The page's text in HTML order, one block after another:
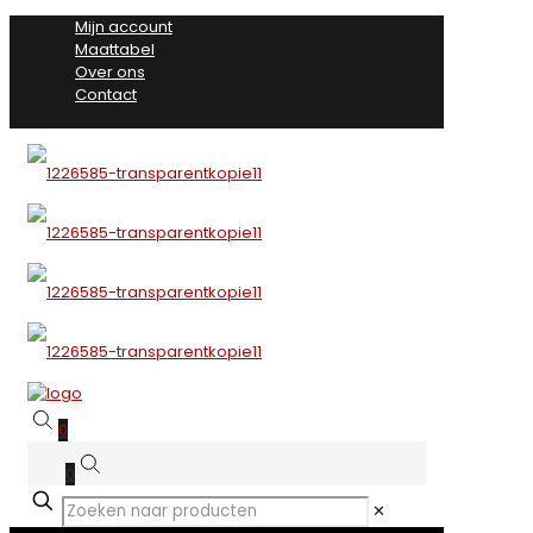
Mijn account
Maattabel
Over ons
Contact
0
0
✕